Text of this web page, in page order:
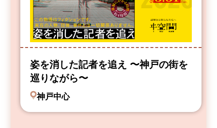
姿を消した記者を追え 〜神戸の街を
巡りながら〜
神戸中心